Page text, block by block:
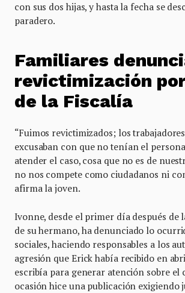
con sus dos hijas, y hasta la fecha se
paradero.
Familiares
revictimización
de la Fiscalía
“Fuimos revictimizados; los
excusaban con que no tenían el
atender el caso, cosa que no es de
no nos compete como ciudadanos ni
afirma la joven.
Ivonne, desde el primer día después de
de su hermano, ha denunciado lo
sociales, haciendo responsables a los
agresión que Erick había recibido en
escribía para generar atención sobre el
ocasión hice una publicación exigiendo